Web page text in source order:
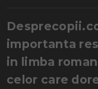
importanta
in limba
celor care